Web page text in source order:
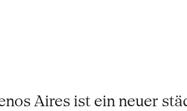
Aires ist ein neuer